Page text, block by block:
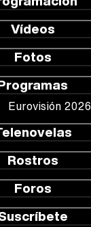
Vídeos
Fotos
Eurovisión 2026
Rostros
Foros